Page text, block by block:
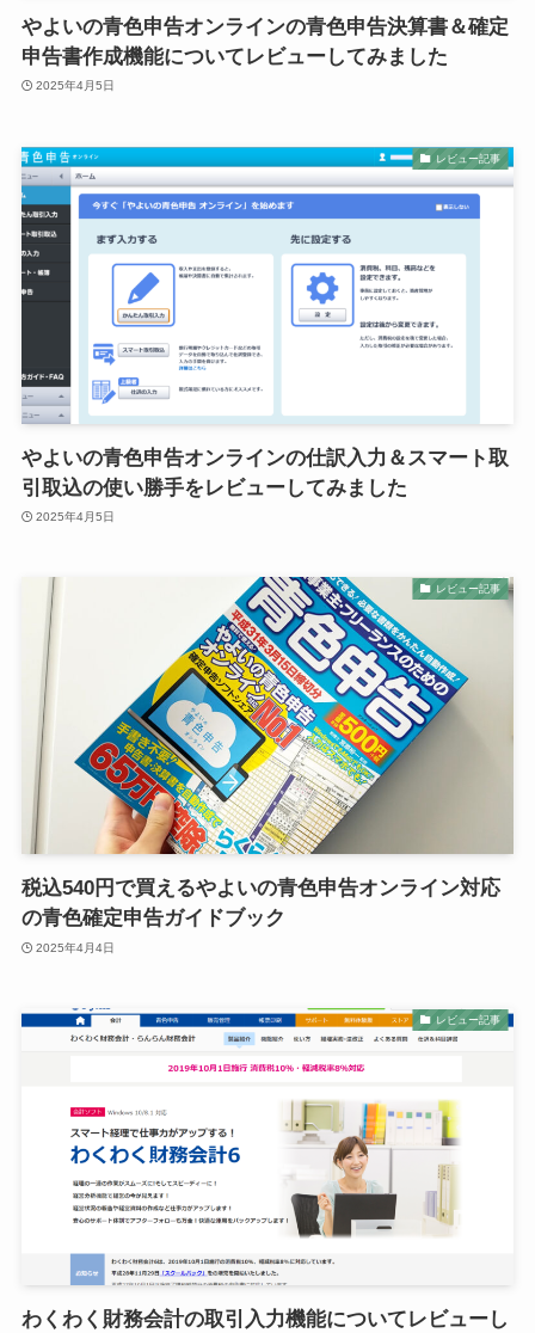
やよいの青色申告オンラインの青色申告決算書＆確定
申告書作成機能についてレビューしてみました
2025年4月5日
レビュー記事
やよいの青色申告オンラインの仕訳入力＆スマート取
引取込の使い勝手をレビューしてみました
2025年4月5日
レビュー記事
税込540円で買えるやよいの青色申告オンライン対応
の青色確定申告ガイドブック
2025年4月4日
レビュー記事
わくわく財務会計の取引入力機能についてレビューし